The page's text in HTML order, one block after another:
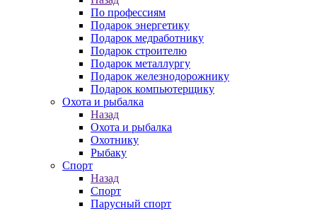
По профессиям
Подарок энергетику
Подарок медработнику
Подарок строителю
Подарок металлургу
Подарок железнодорожнику
Подарок компьютерщику
Охота и рыбалка
Назад
Охота и рыбалка
Охотнику
Рыбаку
Спорт
Назад
Спорт
Парусный спорт